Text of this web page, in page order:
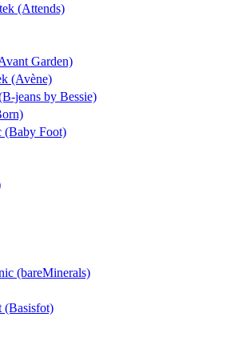
(Attends)
Garden)
(Avène)
jeans by Bessie)
(Baby Foot)
(bareMinerals)
(Basisfot)